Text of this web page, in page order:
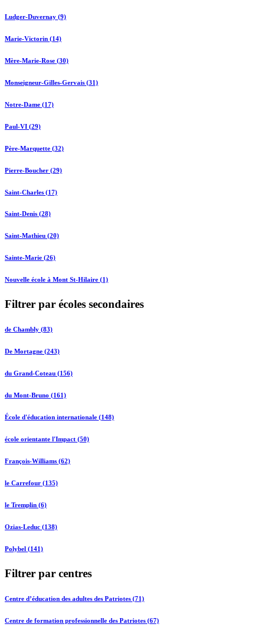
Ludger-Duvernay (9)
Marie-Victorin (14)
Mère-Marie-Rose (30)
Monseigneur-Gilles-Gervais (31)
Notre-Dame (17)
Paul-VI (29)
Père-Marquette (32)
Pierre-Boucher (29)
Saint-Charles (17)
Saint-Denis (28)
Saint-Mathieu (20)
Sainte-Marie (26)
Nouvelle école à Mont St-Hilaire (1)
Filtrer par écoles secondaires
de Chambly (83)
De Mortagne (243)
du Grand-Coteau (156)
du Mont-Bruno (161)
École d'éducation internationale (148)
école orientante l'Impact (50)
François-Williams (62)
le Carrefour (135)
le Tremplin (6)
Ozias-Leduc (138)
Polybel (141)
Filtrer par centres
Centre d’éducation des adultes des Patriotes (71)
Centre de formation professionnelle des Patriotes (67)